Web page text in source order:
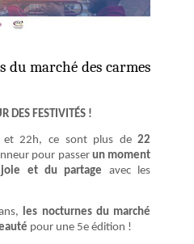
du marché des carmes
DES FESTIVITÉS !
et 22h, ce sont plus de22
pour passer un moment
et du partage avec les
les nocturnes du marché
pour une 5e édition !